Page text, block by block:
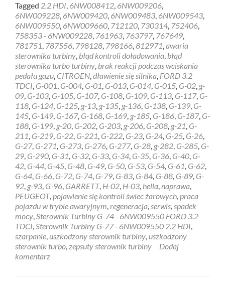
about
Sterownik
Turbiny
G-
74
–
6NW009550
FORD
3.2
TDCI
Tagged 2.2 HDI, 6NW008412, 6NW009206,
6NW009228, 6NW009420, 6NW009483, 6NW009543,
6NW009550, 6NW009660, 712120, 730314, 752406,
758353 - 6NW009228, 761963, 763797, 767649,
781751, 787556, 798128, 798166,812971,awaria
sterownika turbiny, błąd kontroli doładowania, błąd
sterownika turbo turbiny, brak reakcji podczas wciskania
pedału gazu, CITROEN,dławienie się silnika, FORD 3.2
TDCI, G-001, G-004, G-01, G-013, G-014, G-015, G-02, g-
09, G-103, G-105, G-107, G-108, G-109, G-113, G-117, G-
118, G-124, G-125, g-13, g-135, g-136, G-138, G-139, G-
145, G-149, G-167, G-168, G-169, g-185, G-186, G-187, G-
188, G-199, g-20, G-202, G-203, g-206, G-208, g-21, G-
211, G-219, G-22, G-221, G-222, G-23, G-24, G-25, G-26,
G-27, G-271, G-273, G-276, G-277, G-28, g-282, G-285, G-
29, G-290, G-31, G-32, G-33, G-34, G-35, G-36, G-40, G-
42, G-44, G-45, G-48, G-49, G-50, G-53, G-54, G-61, G-62,
G-64, G-66, G-72, G-74, G-79, G-83, G-84, G-88, G-89, G-
92, g-93, G-96, GARRETT, H-02, H-03, hella,naprawa,
PEUGEOT,pojawienie się kontroli świec żarowych,praca
pojazdu w trybie awaryjnym,regeneracja,serwis,spadek
mocy,Sterownik Turbiny G-74 - 6NW009550 FORD 3.2
TDCI,Sterownik Turbiny G-77 - 6NW009550 2.2 HDI,
szarpanie,uszkodzony sterownik turbiny,uszkodzony
sterownik turbo,zepsuty sterownik turbiny
Dodaj
komentarz